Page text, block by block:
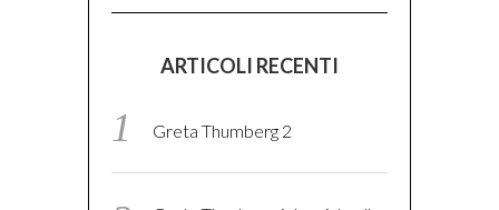
ARTICOLI RECENTI
Greta Thumberg 2